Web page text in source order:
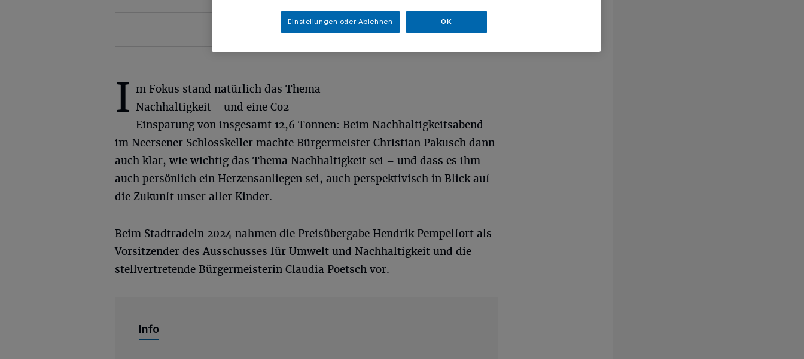
I m Fokus stand natürlich das Thema
Nachhaltigkeit - und eine Co2-
Einsparung von insgesamt 12,6 Tonnen: Beim Nachhaltigkeitsabend
im Neersener Schlosskeller machte Bürgermeister Christian Pakusch dann
auch klar, wie wichtig das Thema Nachhaltigkeit sei – und dass es ihm
auch persönlich ein Herzensanliegen sei, auch perspektivisch in Blick auf
die Zukunft unser aller Kinder.
Beim Stadtradeln 2024 nahmen die Preisübergabe Hendrik Pempelfort als
Vorsitzender des Ausschusses für Umwelt und Nachhaltigkeit und die
stellvertretende Bürgermeisterin Claudia Poetsch vor.
Info
Einstellungen oder Ablehnen OK